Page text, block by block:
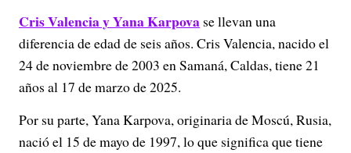
Cris Valencia y Yana Karpova se llevan una
diferencia de edad de seis años. Cris Valencia, nacido el
24 de noviembre de 2003 en Samaná, Caldas, tiene 21
años al 17 de marzo de 2025.
Por su parte, Yana Karpova, originaria de Moscú, Rusia,
nació el 15 de mayo de 1997, lo que significa que tiene